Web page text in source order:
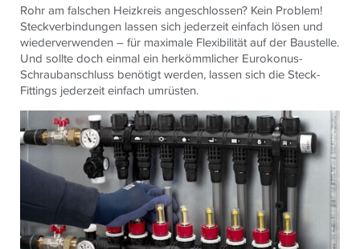
Rohr am falschen Heizkreis angeschlossen? Kein Problem!
Steckverbindungen lassen sich jederzeit einfach lösen und
wiederverwenden – für maximale Flexibilität auf der Baustelle.
Und sollte doch einmal ein herkömmlicher Eurokonus-
Schraubanschluss benötigt werden, lassen sich die Steck-
Fittings jederzeit einfach umrüsten.